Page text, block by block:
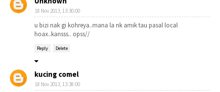
18 Nov 2013, 13:30:00
u bizi nak gi kohreya..mana la nk amik tau pasal local
hoax..kansss.. opss//
Reply Delete
kucing comel
18 Nov 2013, 13:38:00